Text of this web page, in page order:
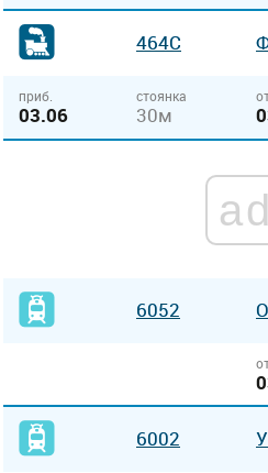
464С
приб.
03.06
стоянка
30м
ad
6052
6002